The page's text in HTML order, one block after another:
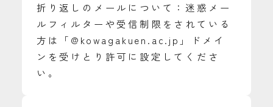
折り返しのメールについて：迷惑メー
ルフィルターや受信制限をされている
方は「@kowagakuen.ac.jp」ドメイ
ンを受けとり許可に設定してくださ
い。